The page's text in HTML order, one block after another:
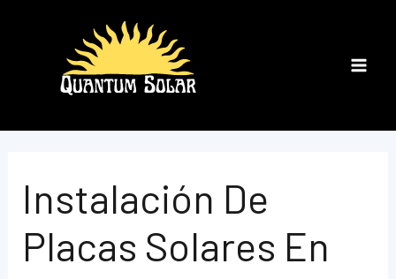
Instalación De
Placas Solares En